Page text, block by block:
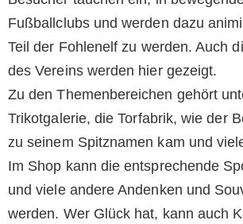
Fußballclubs und werden dazu
Teil der Fohlenelf zu werden. Auch
des Vereins werden hier gezeigt.
Zu den Themenbereichen gehört
Trikotgalerie, die Torfabrik, wie der
zu seinem Spitznamen kam und
Im Shop kann die entsprechende
und viele andere Andenken und
werden. Wer Glück hat, kann auch